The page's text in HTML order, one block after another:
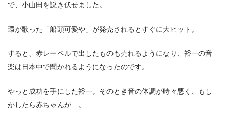
で、小山田を説き伏せました。
環が歌った「船頭可愛や」が発売されるとすぐに大ヒット。
すると、赤レーベルで出したものも売れるようになり、裕一の音
楽は日本中で聞かれるようになったのです。
やっと成功を手にした裕一。そのとき音の体調が時々悪く、もし
かしたら赤ちゃんが…。